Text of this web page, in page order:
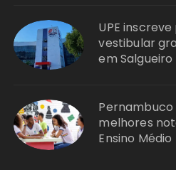
UPE
vestibular
em Salgueiro
melhores
Ensino Médio